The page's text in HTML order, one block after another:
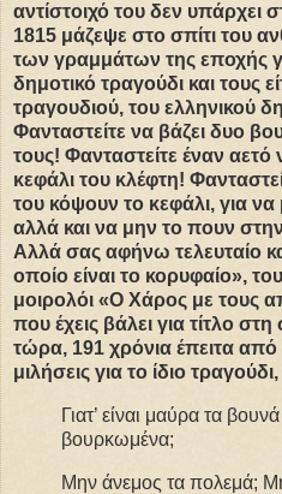
αντίστοιχό του δεν υπάρχει
1815 μάζεψε στο σπίτι του
των γραμμάτων της εποχής
δημοτικό τραγούδι και τους
τραγουδιού, του ελληνικού
Φανταστείτε να βάζει δυο
τους! Φανταστείτε έναν αετό
κεφάλι του κλέφτη!
του κόψουν το κεφάλι, για
αλλά και να μην το πουν
Αλλά σας αφήνω τελευταίο
οποίο είναι το κορυφαίο»,
μοιρολόι «Ο Χάρος με τους
που έχεις βάλει για τίτλο
τώρα, 191 χρόνια έπειτα από
μιλήσεις για το ίδιο
Γιατ’ είναι μαύρα τα
βουρκωμένα;
Μην άνεμος τα πολεμά;